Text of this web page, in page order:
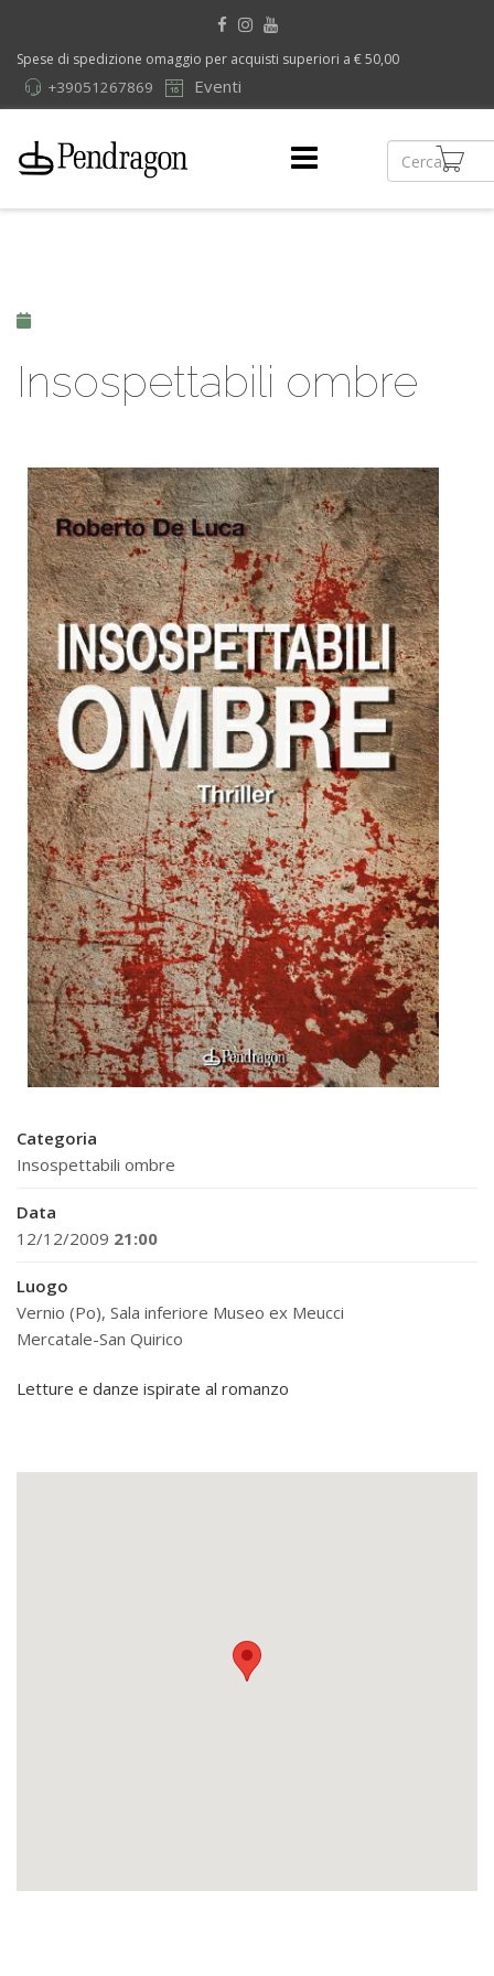
Spese di spedizione omaggio per acquisti superiori a € 50,00
Eventi
+39051267869
Insospettabili ombre
Categoria
Insospettabili ombre
Data
12/12/2009 21:00
Luogo
Vernio (Po), Sala inferiore Museo ex Meucci
Mercatale-San Quirico
Letture e danze ispirate al romanzo